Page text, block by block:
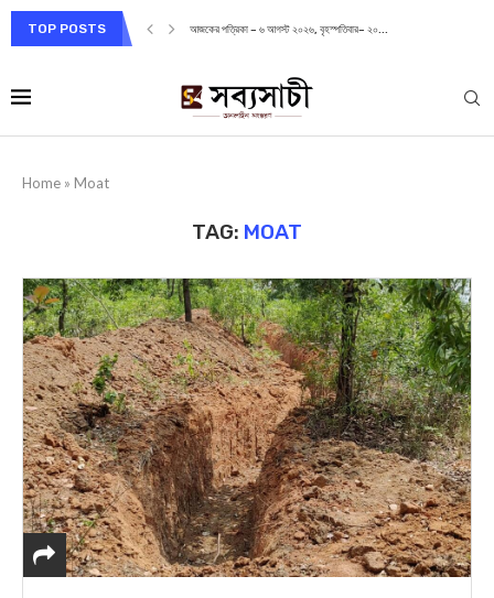
TOP POSTS আজকের পত্রিকা – ৬ আগস্ট ২০২৬, বৃহস্পতিবার– ২০...
Home » Moat
TAG: MOAT